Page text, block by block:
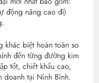
động nâng cao độ
khác biệt hoàn toàn so
đến từng đường kim
tốt, chiết khấu cao,
doanh tại Ninh Bình.